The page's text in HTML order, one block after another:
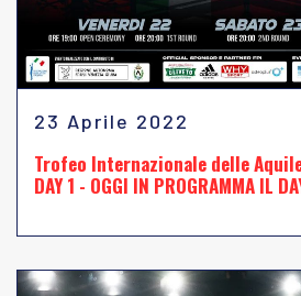
23 Aprile 2022
Trofeo Internazionale delle Aquile
DAY 1 - OGGI IN PROGRAMMA IL